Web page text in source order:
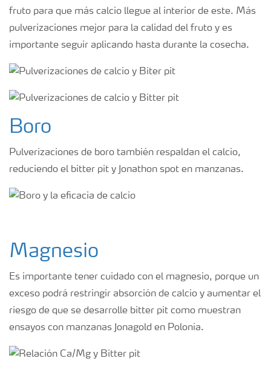
fruto para que más calcio llegue al interior de este. Más
pulverizaciones mejor para la calidad del fruto y es
importante seguir aplicando hasta durante la cosecha.
Boro
Pulverizaciones de boro también respaldan el calcio,
reduciendo el bitter pit y Jonathon spot en manzanas.
Magnesio
Es importante tener cuidado con el magnesio, porque un
exceso podrá restringir absorción de calcio y aumentar el
riesgo de que se desarrolle bitter pit como muestran
ensayos con manzanas Jonagold en Polonia.